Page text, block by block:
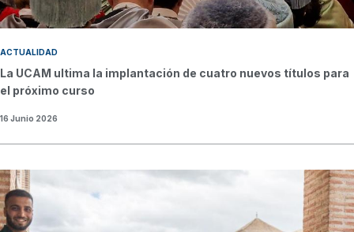
ACTUALIDAD
La UCAM ultima la implantación de cuatro nuevos títulos para
el próximo curso
16 Junio 2026